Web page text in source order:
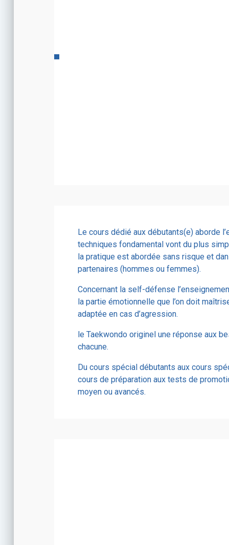
Le cours dédié aux débutants(e) aborde
techniques fondamental vont du plus
la pratique est abordée sans risque et
partenaires (hommes ou femmes).
Concernant la self-défense
la partie émotionnelle que l’on doit
adaptée en cas d’agression.
le Taekwondo originel une réponse aux
chacune.
Du cours spécial débutants aux cours
cours de préparation aux tests de
moyen ou avancés.